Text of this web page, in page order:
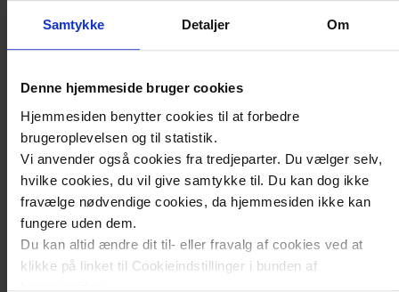
Samtykke Detaljer Om
Denne hjemmeside bruger cookies
Hjemmesiden benytter cookies til at forbedre
brugeroplevelsen og til statistik.
Vi anvender også cookies fra tredjeparter. Du vælger selv,
hvilke cookies, du vil give samtykke til. Du kan dog ikke
fravælge nødvendige cookies, da hjemmesiden ikke kan
fungere uden dem.
Du kan altid ændre dit til- eller fravalg af cookies ved at
klikke på linket til Cookieindstillinger i bunden af